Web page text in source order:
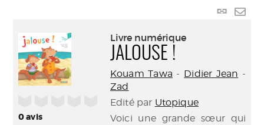
Lien
0avis
Livre numérique
JALOUSE !
Kouam Tawa - Didier Jean -
Zad
Edité par Utopique
Voici une grande sœur qui